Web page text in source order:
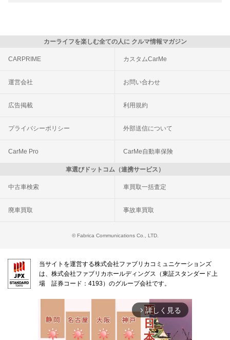
カーライフを楽しむ全ての人に クルマ情報マガジン
CARPRIME カスタムCarMe
運営会社 お問い合わせ
広告掲載 利用規約
プライバシーポリシー 外部送信について
CarMe Pro CarMe自動車保険
車選びドットコム（連携サービス）
中古車検索 車買取一括査定
廃車買取 事故車買取
© Fabrica Communications Co., LTD.
当サイトを運営する株式会社ファブリカコミュニケーションズ
は、株式会社ファブリカホールディングス（東証スタンダード上
場 証券コード：4193）のグループ会社です。
arrow_forward_ios 詳しく見る